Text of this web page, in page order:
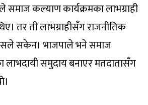
समाज कल्याण कार्यक्रमका लाभग्राही
तर ती लाभग्राहीसँग राजनीतिक
सकेन। भाजपाले भने समाज
लाभदायी समुदाय बनाएर मतदातासँग